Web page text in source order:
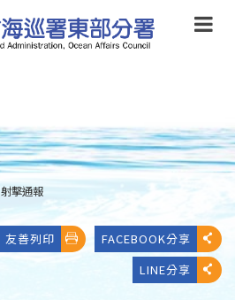
射擊通報
友善列印
FACEBOOK分享
LINE分享